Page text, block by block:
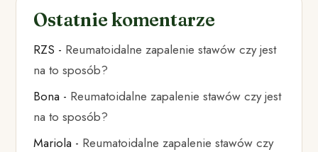
Ostatnie komentarze
RZS - Reumatoidalne zapalenie stawów czy jest
na to sposób?
Bona - Reumatoidalne zapalenie stawów czy jest
na to sposób?
Mariola - Reumatoidalne zapalenie stawów czy